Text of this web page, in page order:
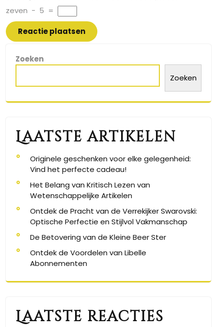
zeven − 5 =
Zoeken
Zoeken
Laatste artikelen
Originele geschenken voor elke gelegenheid:
Vind het perfecte cadeau!
Het Belang van Kritisch Lezen van
Wetenschappelijke Artikelen
Ontdek de Pracht van de Verrekijker Swarovski:
Optische Perfectie en Stijlvol Vakmanschap
De Betovering van de Kleine Beer Ster
Ontdek de Voordelen van Libelle
Abonnementen
Laatste reacties